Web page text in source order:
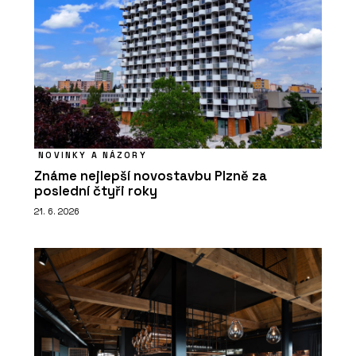
NOVINKY A NÁZORY
Známe nejlepší novostavbu Plzně za
poslední čtyři roky
21. 6. 2026